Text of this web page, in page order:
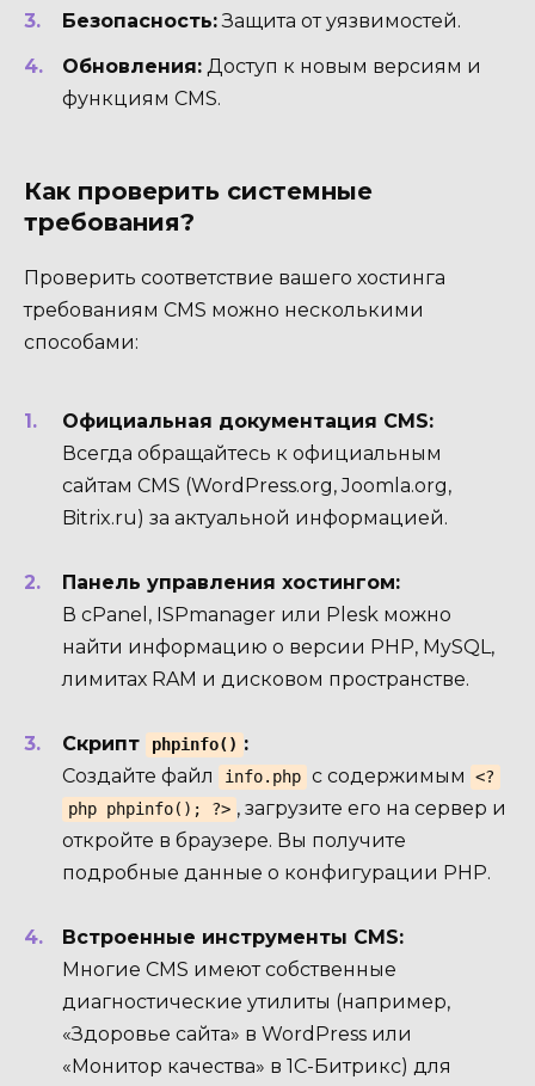
Безопасность:Защита от уязвимостей.
Обновления: Доступ к новым версиям и
функциям CMS.
Как проверить системные
требования?
Проверить соответствие вашего хостинга
требованиям CMS можно несколькими
способами:
Официальная документация CMS:
Всегда обращайтесь к официальным
сайтам CMS (WordPress.org, Joomla.org,
Bitrix.ru) за актуальной информацией.
Панель управления хостингом:
В cPanel, ISPmanager или Plesk можно
найти информацию о версии PHP, MySQL,
лимитах RAM и дисковом пространстве.
Скрипт phpinfo() :
Создайте файл
info.php с содержимым
<?
php phpinfo(); ?> , загрузите его на сервер и
откройте в браузере. Вы получите
подробные данные о конфигурации PHP.
Встроенные инструменты CMS:
Многие CMS имеют собственные
диагностические утилиты (например,
«Здоровье сайта» в WordPress или
«Монитор качества» в 1С-Битрикс) для